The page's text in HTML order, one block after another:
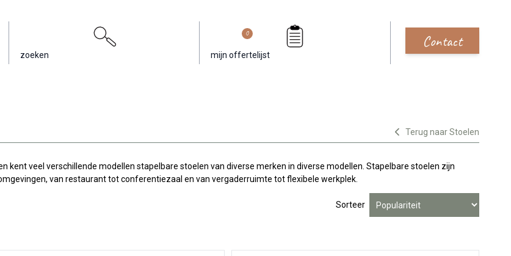
zoeken mijn offertelijst
0 Contact
Terug naar Stoelen
kent veel verschillende modellen stapelbare stoelen van diverse merken in diverse modellen. Stapelbare stoelen zijn
van restaurant tot conferentiezaal en van vergaderruimte tot flexibele werkplek.